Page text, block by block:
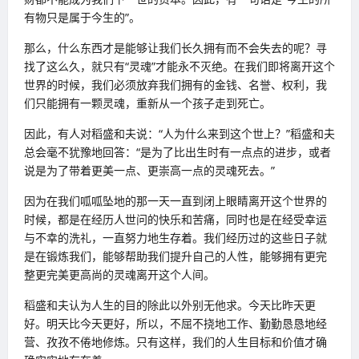
有物只是属于今生的”。
那么，什么东西才是能够让我们长久拥有而不会失去的呢？寻
找了这么久，就只有“灵魂”才能永不灭绝。在我们即将离开这个
世界的时候，我们必须放弃我们拥有的金钱、名誉、权利，我
们只能拥有一颗灵魂，重新从一个孩子走到死亡。
因此，有人对稻盛和夫说：“人为什么来到这个世上？”稻盛和夫
总会毫不犹豫地回答：“是为了比出生时有一点点的进步，或者
说是为了带着更美一点、更崇高一点的灵魂死去。”
因为在我们呱呱坠地的那一天一直到闭上眼睛离开这个世界的
时候，都是在经历人世问的快乐和苦痛，同时也是在经受幸运
与不幸的洗礼，一直努力地生存着。我们经历过的这些日子就
是在锻炼我们，能够帮助我们提升自己的人性，能够拥有更完
整更完美更高尚的灵魂离开这个人间。
稻盛和夫认为人生的目的除此以外别无他求。今天比昨天更
好。明天比今天更好，所以，不屈不挠地工作、勤勤恳恳地经
营、孜孜不倦地修炼。只有这样，我们的人生目标和价值才确